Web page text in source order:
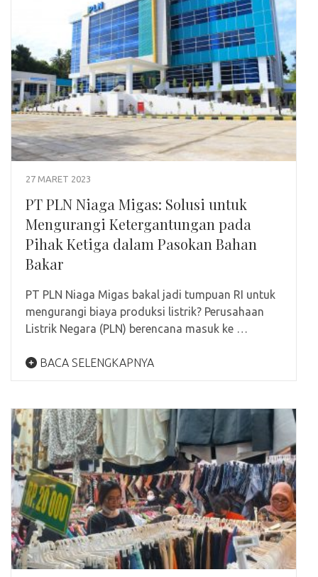
27 MARET 2023
PT PLN Niaga Migas: Solusi untuk
Mengurangi Ketergantungan pada
Pihak Ketiga dalam Pasokan Bahan
Bakar
PT PLN Niaga Migas bakal jadi tumpuan RI untuk
mengurangi biaya produksi listrik? Perusahaan
Listrik Negara (PLN) berencana masuk ke …
BACA SELENGKAPNYA